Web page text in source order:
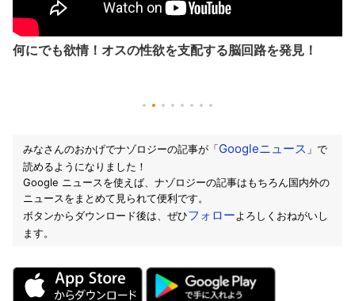
何にでも欲情！オスの性欲を支配する脳回路を発見！
みなさんのおかげでナゾロジーの記事が「Googleニュース 」で
読めるようになりました！
Google ニュースを使えば、ナゾロジーの記事はもちろん国内外の
ニュースをまとめて見られて便利です。
ボタンからダウンロード後は、ぜひフォローよろしくおねがいし
ます。